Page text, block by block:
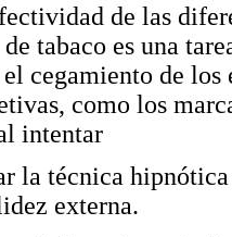
de las
tabaco es una
cegamiento de
como los
intentar
la técnica
externa.